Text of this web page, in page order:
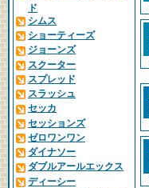
ド
シムス
ショーティーズ
ジョーンズ
スクーター
スプレッド
スラッシュ
セッカ
セッションズ
ゼロワンワン
ダイナソー
ダブルアールエックス
ディーシー